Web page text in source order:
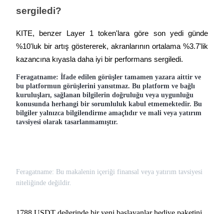
Bitrue İş Ortağı
sergiledi?
KITE, benzer Layer 1 token'lara göre son yedi günde
%10'luk bir artış göstererek, akranlarının ortalama %3.7'lik
kazancına kıyasla daha iyi bir performans sergiledi.
Feragatname: İfade edilen görüşler tamamen yazara aittir ve
bu platformun görüşlerini yansıtmaz. Bu platform ve bağlı
kuruluşları, sağlanan bilgilerin doğruluğu veya uygunluğu
konusunda herhangi bir sorumluluk kabul etmemektedir. Bu
bilgiler yalnızca bilgilendirme amaçlıdır ve mali veya yatırım
tavsiyesi olarak tasarlanmamıştır.
Feragatname: Bu makalenin içeriği finansal veya yatırım tavsiyesi
niteliğinde değildir.